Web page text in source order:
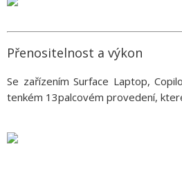
Přenositelnost a výkon
Se zařízením Surface Laptop,
tenkém 13palcovém provedení,